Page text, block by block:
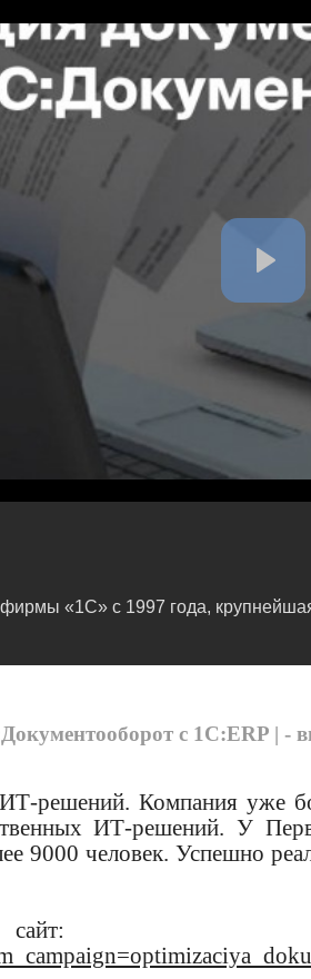
«1С» с 1997 года,
с 1С:ERP | -
решений. Компания уже
ИТ-решений. У
9000 человек. Успешно